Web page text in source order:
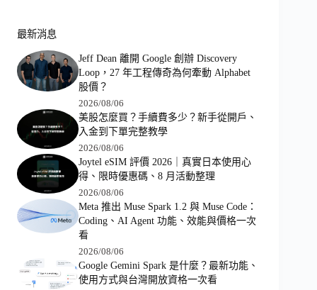
最新消息
Jeff Dean 離開 Google 創辦 Discovery
Loop，27 年工程傳奇為何牽動 Alphabet
股價？
2026/08/06
美股怎麼買？手續費多少？新手從開戶、
入金到下單完整教學
2026/08/06
Joytel eSIM 評價 2026｜真實日本使用心
得、限時優惠碼、8 月活動整理
2026/08/06
Meta 推出 Muse Spark 1.2 與 Muse Code：
Coding、AI Agent 功能、效能與價格一次
看
2026/08/06
Google Gemini Spark 是什麼？最新功能、
使用方式與台灣開放資格一次看